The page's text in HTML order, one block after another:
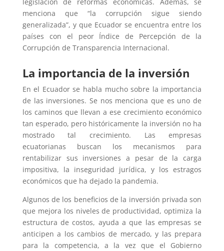
menciona que “la corrupción sigue siendo
generalizada”, y que Ecuador se encuentra entre los
países con el peor Índice de Percepción de la
Corrupción de Transparencia Internacional.
La importancia de la inversión
En el Ecuador se habla mucho sobre la importancia
de las inversiones. Se nos menciona que es uno de
los caminos que llevan a ese crecimiento económico
tan esperado, pero históricamente la inversión no ha
mostrado tal crecimiento. Las empresas
ecuatorianas buscan los mecanismos para
rentabilizar sus inversiones a pesar de la carga
impositiva, la inseguridad jurídica, y los estragos
económicos que ha dejado la pandemia.
Algunos de los beneficios de la inversión privada son
que mejora los niveles de productividad, optimiza la
estructura de costos, ayuda a que las empresas se
anticipen a los cambios de mercado, y las prepara
para la competencia, a la vez que el Gobierno